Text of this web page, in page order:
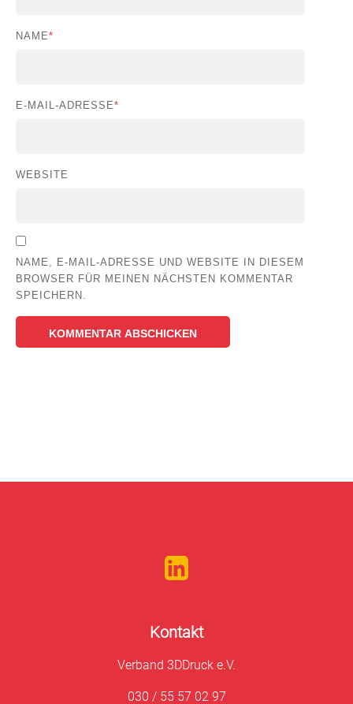
NAME*
E-MAIL-ADRESSE*
WEBSITE
NAME, E-MAIL-ADRESSE UND WEBSITE IN DIESEM
BROWSER FÜR MEINEN NÄCHSTEN KOMMENTAR
SPEICHERN.
Kontakt
Verband 3DDruck e.V.
030 / 55 57 02 97